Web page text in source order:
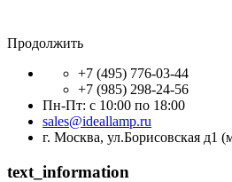
Продолжить
+7 (495) 776-03-44
+7 (985) 298-24-56
Пн-Пт: с 10:00 по 18:00
sales@ideallamp.ru
г. Москва, ул.Борисовская д1
text_information